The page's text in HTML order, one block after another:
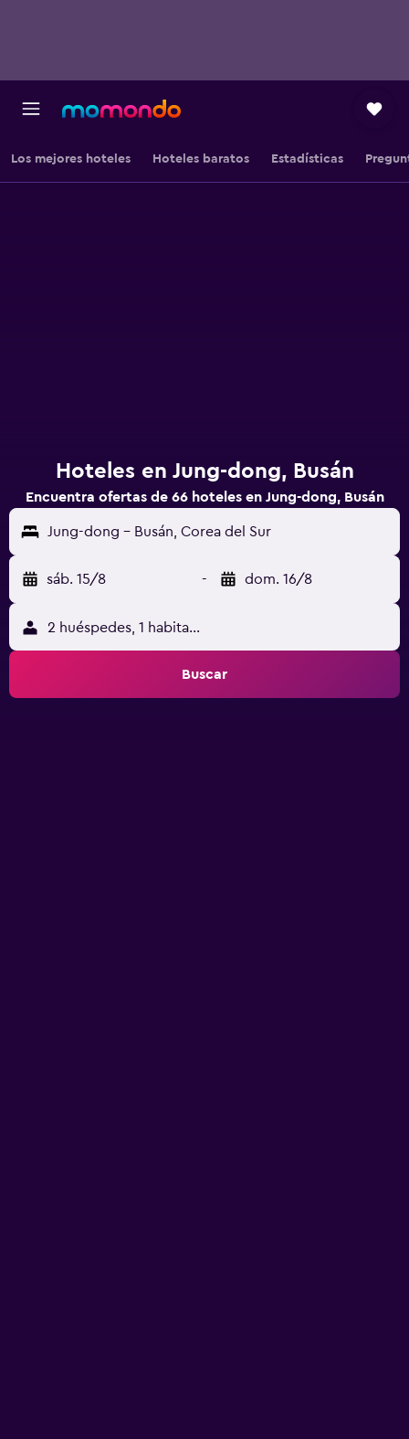
Los mejores hoteles Hoteles baratos Estadísticas
Hoteles en Jung-dong, Busán
Encuentra ofertas de 66 hoteles en Jung-dong, Busán
Jung-dong - Busán, Corea del Sur
sáb. 15/8 - dom. 16/8
2 huéspedes, 1 habitación
Buscar